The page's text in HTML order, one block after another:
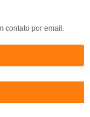
contato por email.